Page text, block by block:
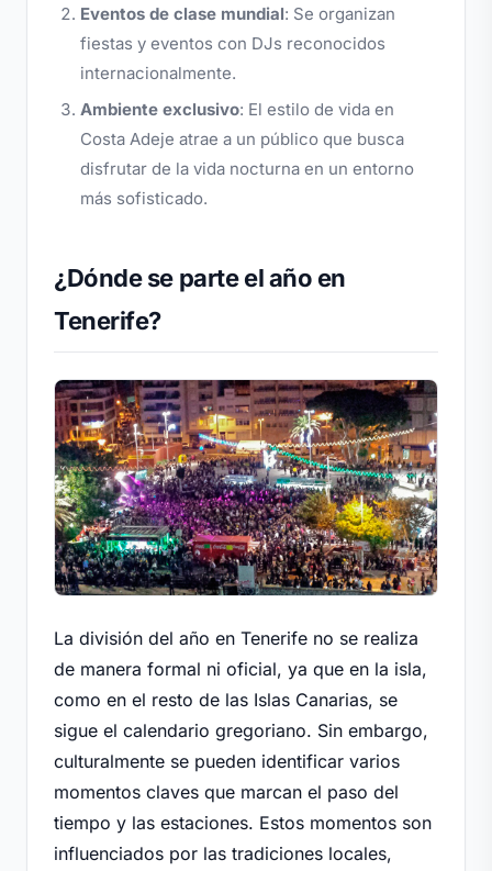
Eventos de clase mundial: Se organizan
fiestas y eventos con DJs reconocidos
internacionalmente.
Ambiente exclusivo: El estilo de vida en
Costa Adeje atrae a un público que busca
disfrutar de la vida nocturna en un entorno
más sofisticado.
¿Dónde se parte el año en
Tenerife?
La división del año en Tenerife no se realiza
de manera formal ni oficial, ya que en la isla,
como en el resto de las Islas Canarias, se
sigue el calendario gregoriano. Sin embargo,
culturalmente se pueden identificar varios
momentos claves que marcan el paso del
tiempo y las estaciones. Estos momentos son
influenciados por las tradiciones locales,